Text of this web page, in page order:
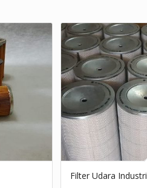
Filter Udara Industri